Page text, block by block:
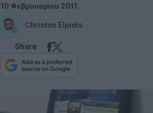
10 Φεβρουαρίου 2011
Christos Elpidis
Share